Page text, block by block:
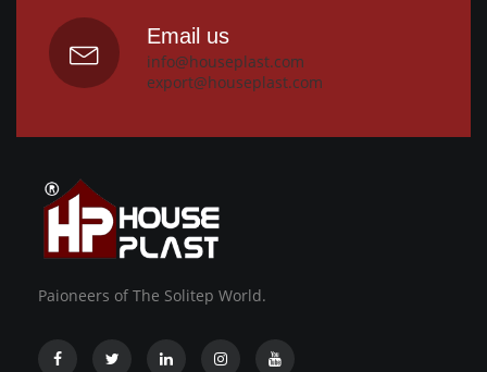
Email us
info@houseplast.com
export@houseplast.com
Paioneers of The Solitep World.